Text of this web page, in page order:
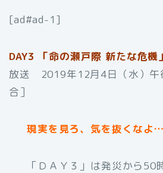
[ad#ad-1]
DAY3 「命の瀬戸際 新たな危機」
放送 2019年12月4日（水）午
合］
現実を見ろ、気を抜くなよ
「ＤＡＹ３」は発災から50